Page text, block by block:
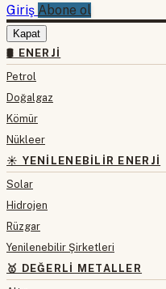
Giriş Abone ol
Kapat
🛢 ENERJI
Petrol
Doğalgaz
Kömür
Nükleer
☀️ YENILENEBILIR ENERJI
Solar
Hidrojen
Rüzgar
Yenilenebilir Şirketleri
🥇 DEĞERLI METALLER